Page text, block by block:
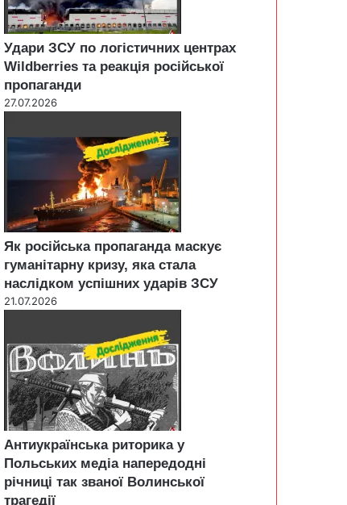
Удари ЗСУ по логістичних центрах
Wildberries та реакція російської
пропаганди
27.07.2026
Як російська пропаганда маскує
гуманітарну кризу, яка стала
наслідком успішних ударів ЗСУ
21.07.2026
Антиукраїнська риторика у
Польських медіа напередодні
річниці так званої Волинської
трагедії